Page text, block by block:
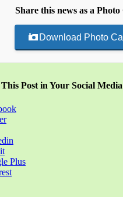
Share this news as a
Download Photo
This Post in Your Social Media
Plus